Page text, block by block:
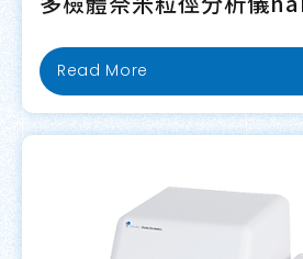
Read More